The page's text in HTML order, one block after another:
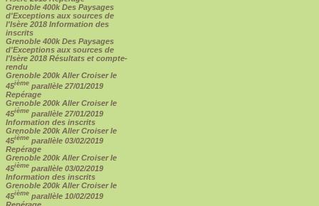
Grenoble 400k Des Paysages
d'Exceptions aux sources de
l'Isère 2018 Information des
inscrits
Grenoble 400k Des Paysages
d'Exceptions aux sources de
l'Isère 2018 Résultats et compte-
rendu
Grenoble 200k Aller Croiser le
45ième parallèle 27/01/2019
Repérage
Grenoble 200k Aller Croiser le
45ième parallèle 27/01/2019
Information des inscrits
Grenoble 200k Aller Croiser le
45ième parallèle 03/02/2019
Repérage
Grenoble 200k Aller Croiser le
45ième parallèle 03/02/2019
Information des inscrits
Grenoble 200k Aller Croiser le
45ième parallèle 10/02/2019